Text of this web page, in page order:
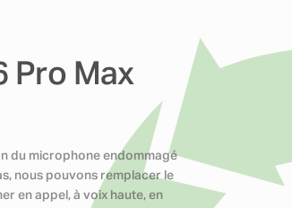
Pro Max
du microphone endommagé
nous pouvons remplacer le
en appel, à voix haute, en